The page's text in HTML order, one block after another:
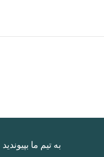
به تیم ما بپیوندید